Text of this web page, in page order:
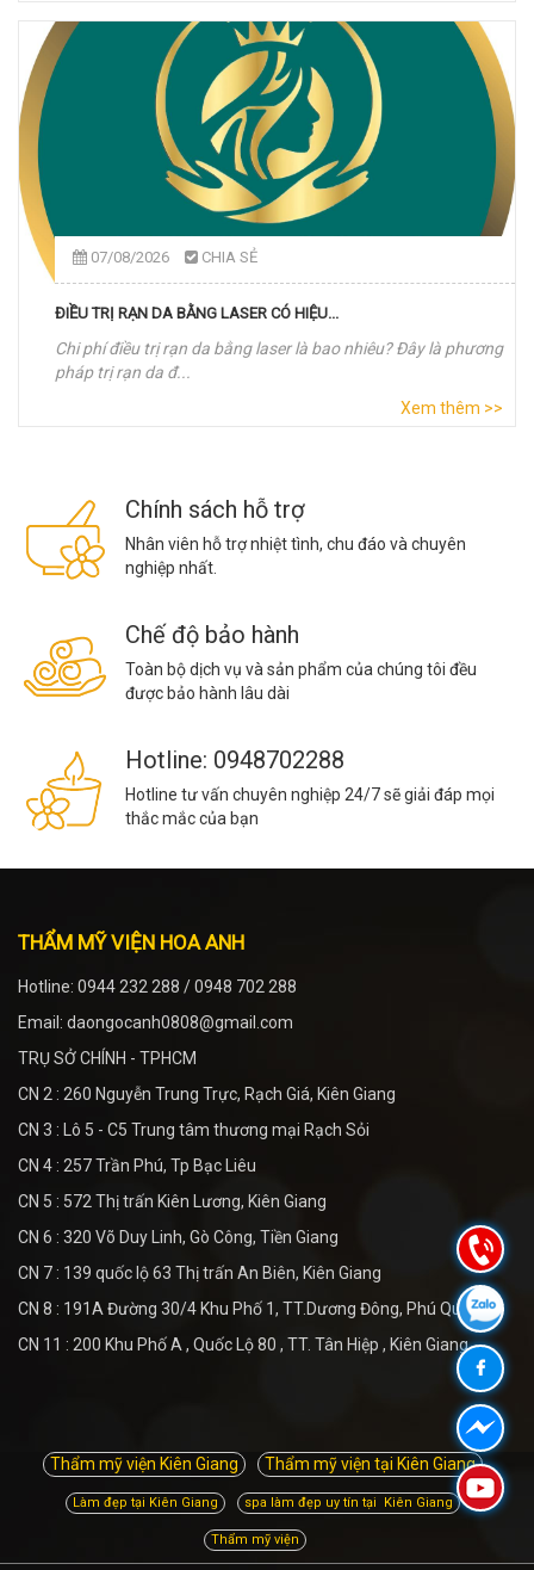
07/08/2026 CHIA SẺ
ĐIỀU TRỊ RẠN DA BẰNG LASER CÓ HIỆU...
Chi phí điều trị rạn da bằng laser là bao nhiêu? Đây là phương
pháp trị rạn da đ...
Xem thêm >>
Chính sách hỗ trợ
Nhân viên hỗ trợ nhiệt tình, chu đáo và chuyên
nghiệp nhất.
Chế độ bảo hành
Toàn bộ dịch vụ và sản phẩm của chúng tôi đều
được bảo hành lâu dài
Hotline: 0948702288
Hotline tư vấn chuyên nghiệp 24/7 sẽ giải đáp mọi
thắc mắc của bạn
THẨM MỸ VIỆN HOA ANH
Hotline: 0944 232 288 / 0948 702 288
Email: daongocanh0808@gmail.com
TRỤ SỞ CHÍNH - TPHCM
CN 2 : 260 Nguyễn Trung Trực, Rạch Giá, Kiên Giang
CN 3 : Lô 5 - C5 Trung tâm thương mại Rạch Sỏi
CN 4 : 257 Trần Phú, Tp Bạc Liêu
CN 5 : 572 Thị trấn Kiên Lương, Kiên Giang
CN 6 : 320 Võ Duy Linh, Gò Công, Tiền Giang
CN 7 : 139 quốc lộ 63 Thị trấn An Biên, Kiên Giang
CN 8 : 191A Đường 30/4 Khu Phố 1, TT.Dương Đông, Phú Quốc
CN 11 : 200 Khu Phố A , Quốc Lộ 80 , TT. Tân Hiệp , Kiên Giang
Thẩm mỹ viện Kiên Giang Thẩm mỹ viện tại Kiên Giang
Làm đẹp tại Kiên Giang spa làm đẹp uy tín tại Kiên Giang
Thẩm mỹ viện